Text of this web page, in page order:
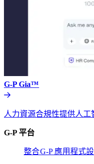
G-P Gia™​​
人力資源合規性提供人工
G-P 平台​​
整合​​G-P 應用程式